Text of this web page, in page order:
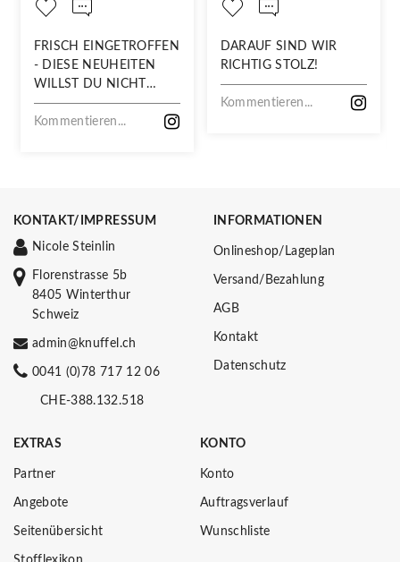
FRISCH EINGETROFFEN
- DIESE NEUHEITEN
WILLST DU NICHT
VERPASSEN!
Kommentieren...
DARAUF SIND WIR
RICHTIG STOLZ!
Kommentieren...
KONTAKT/IMPRESSUM
Nicole Steinlin
Florenstrasse 5b
8405 Winterthur
Schweiz
admin@knuffel.ch
0041 (0)78 717 12 06
CHE-388.132.518
INFORMATIONEN
Onlineshop/Lageplan
Versand/Bezahlung
AGB
Kontakt
Datenschutz
EXTRAS
Partner
Angebote
Seitenübersicht
KONTO
Konto
Auftragsverlauf
Wunschliste